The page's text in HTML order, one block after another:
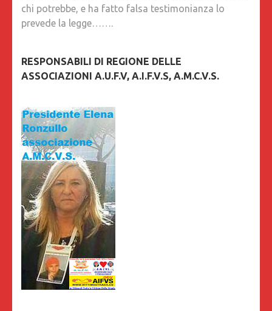
chi potrebbe, e ha fatto falsa testimonianza lo
prevede la legge…….
RESPONSABILI DI REGIONE DELLE
ASSOCIAZIONI A.U.F.V, A.I.F.V.S, A.M.C.V.S.